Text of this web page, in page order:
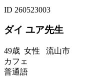
ID 260523003
ダイ ユア先生
49歳 女性 流山市
カフェ
普通語